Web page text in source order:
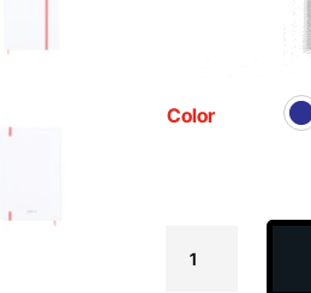
Color
Notas